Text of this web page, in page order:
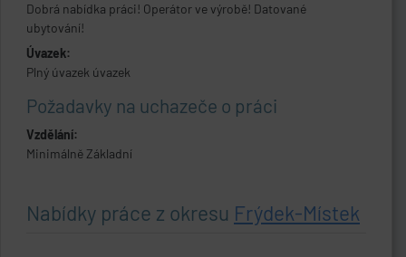
Dobrá nabídka práci! Operátor ve výrobě! Datované
ubytování!
Úvazek:
Plný úvazek úvazek
Požadavky na uchazeče o práci
Vzdělání:
Minimálně Základní
Nabídky práce z okresu Frýdek-Místek